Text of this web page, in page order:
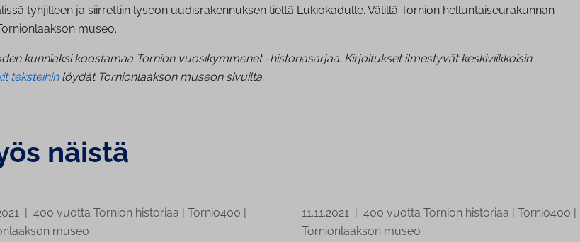
tyhjilleen ja siirrettiin lyseon uudisrakennuksen tieltä Lukiokadulle. Välillä Tornion helluntaiseurakunnan
museo.
kunniaksi koostamaa Tornion vuosikymmenet -historiasarjaa. Kirjoitukset ilmestyvät keskiviikkoisin
teksteihinlöydät Tornionlaakson museon sivuilta.
näistä
400 vuotta Tornion historiaa Tornio400
museo
11.11.2021 400 vuotta Tornion historiaa Tornio400
Tornionlaakson museo